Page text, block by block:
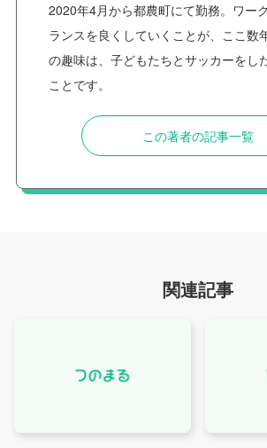
2020年4月から都農町にて勤務。ワー
ランスを良くしていくことが、ここ数
の趣味は、子どもたちとサッカーをし
ことです。
この著者の記事一覧
関連記事